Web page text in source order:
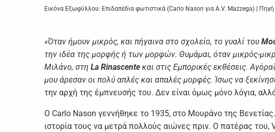
Εικόνα Εξωφύλλου: Επιδαπέδια φωτιστικά (Carlo Nason για A.V. Mazzega) | Πηγή
«Όταν ήμουν μικρός, και πήγαινα στο σχολείο, το γυαλί του
την ιδέα της μορφής ή των μορφών. Θυμάμαι, όταν μικρός-
Μιλάνο, στη La Rinascente και στις Εμπορικές εκθέσεις.
μου άρεσαν οι πολύ απλές και απαλές μορφές. Ίσως να
την αρχή της έμπνευσής του. Δεν είναι όμως μόνο λόγια,
Ο Carlo Nason γεννήθηκε το 1935, στο Μουράνο της
ιστορία τους να μετρά πολλούς αιώνες πριν. Ο πατέρας